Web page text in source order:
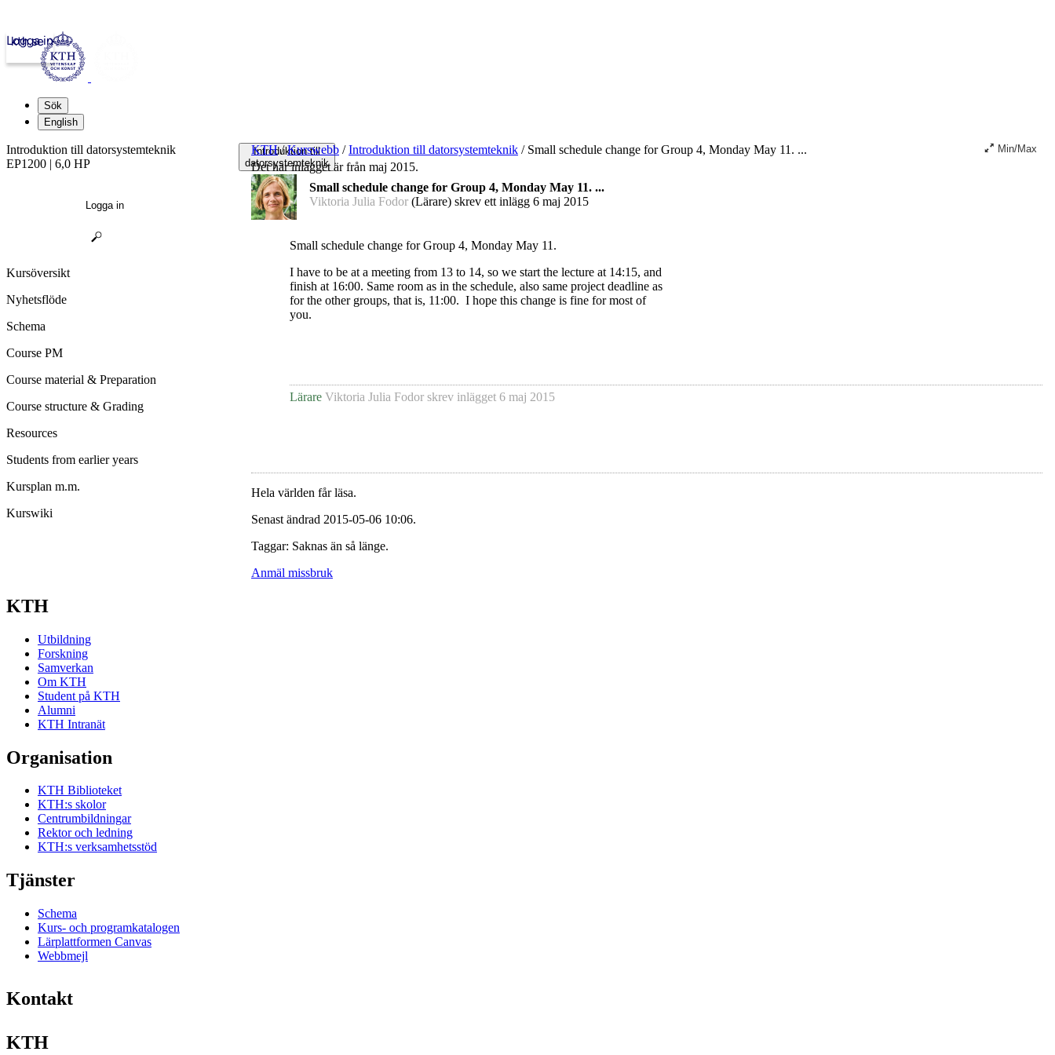
kth.se
Logga in
Sök
English
Introduktion till
datorsystemteknik
KTH / Kurswebb / Introduktion till datorsystemteknik /Small schedule change for Group 4, Monday May 11. ... Min/Max
Det här inlägget är från maj 2015.
Small schedule change for Group 4, Monday May 11. ...
Viktoria Julia Fodor (Lärare) skrev ett inlägg 6 maj 2015
Small schedule change for Group 4, Monday May 11.
I have to be at a meeting from 13 to 14, so we start the lecture at 14:15, and
finish at 16:00. Same room as in the schedule, also same project deadline as
for the other groups, that is, 11:00. I hope this change is fine for most of
you.
Lärare Viktoria Julia Fodor skrev inlägget 6 maj 2015
Hela världen får läsa.
Senast ändrad 2015-05-06 10:06.
Taggar: Saknas än så länge.
Anmäl missbruk
Introduktion till datorsystemteknik
EP1200 | 6,0 HP
Logga in
Kursöversikt
Nyhetsflöde
Schema
Course PM
Course material & Preparation
Course structure & Grading
Resources
Students from earlier years
Kursplan m.m.
Kurswiki
KTH
Utbildning
Forskning
Samverkan
Om KTH
Student på KTH
Alumni
KTH Intranät
Organisation
KTH Biblioteket
KTH:s skolor
Centrumbildningar
Rektor och ledning
KTH:s verksamhetsstöd
Tjänster
Schema
Kurs- och programkatalogen
Lärplattformen Canvas
Webbmejl
Kontakt
KTH